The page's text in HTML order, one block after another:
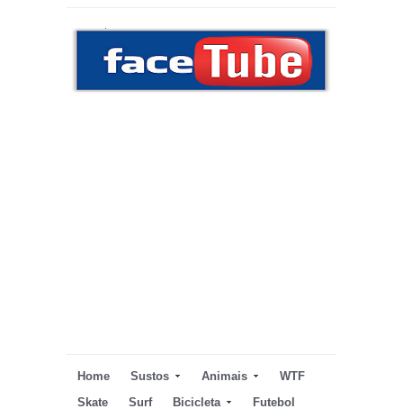
Home Sustos Animais
WTF
Skate
Surf Bicicleta
Futebol